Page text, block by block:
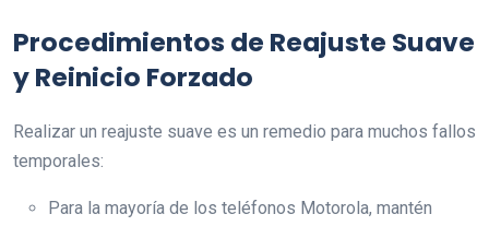
Procedimientos de Reajuste Suave
y Reinicio Forzado
Realizar un reajuste suave es un remedio para muchos fallos
temporales:
Para la mayoría de los teléfonos Motorola, mantén